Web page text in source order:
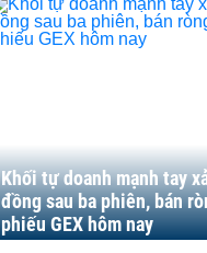
Khối tự doanh mạnh tay
đồng sau ba phiên, bán
phiếu GEX hôm nay